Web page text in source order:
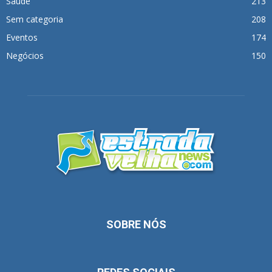
Sem categoria
208
Eventos
174
Negócios
150
SOBRE NÓS